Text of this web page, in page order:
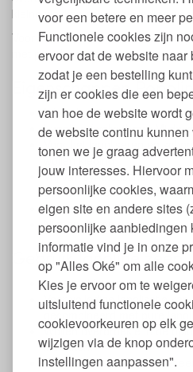
voor een betere en meer
Functionele cookies zijn
ervoor dat de website
zodat je een bestelling
zijn er cookies die een
van hoe de website wordt
de website continu
tonen we je graag
jouw interesses. Hiervoor
persoonlijke cookies,
eigen site en andere sites
persoonlijke aanbiedingen
informatie vind je in onze
op "Alles Oké" om alle
Kies je ervoor om te
uitsluitend functionele
cookievoorkeuren op elk
wijzigen via de knop
instellingen aanpassen".
kleine vlekken zonder volledige
Voor onderhoud & lanoliseren kan
met pure lanoline.
Eigenschappen
Inhoud: 100 gr
Lanoline (wolvet) met Milde
Voor het lanoliseren en
wollen kleding
Vrij van synthetische
geurstoffen en
Geproduceerd in Duitsland
Niet op dieren getest
Gebruik lanoline zeep
Los een klein stukje zeep op
Voor volledige lanolisatie kan
gecombineerd met pure
Wollen overbroekje in de
intrekken.
Voorzichtig uitwringen met